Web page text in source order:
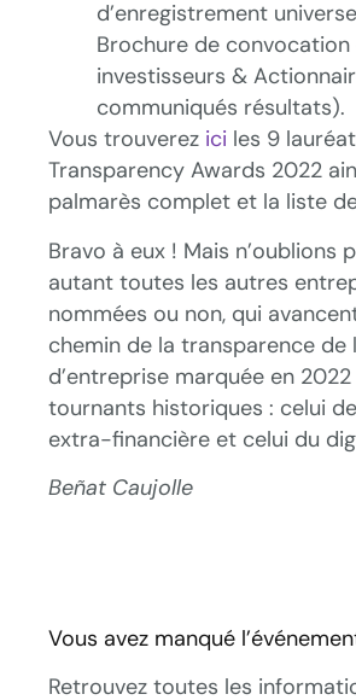
d’enregistrement
Brochure de convocation
investisseurs &
communiqués résultats).
Vous trouverez ici les 9
Transparency Awards 2022
palmarès complet et la liste
Bravo à eux ! Mais n’oublions
autant toutes les autres
nommées ou non, qui
chemin de la transparence de
d’entreprise marquée en
tournants historiques : celui
extra-financière et celui du
Beñat Caujolle
Vous avez manqué
Retrouvez toutes les